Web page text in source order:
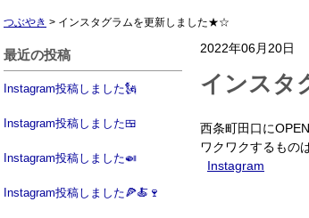
つぶやき > インスタグラムを更新しました★☆
最近の投稿
Instagram投稿しました🗽
Instagram投稿しました🍱
Instagram投稿しました🍛
Instagram投稿しました🍕🍝🍷
2022年06月20日
インスタ
西条町田口に
ワクワクするもの
Instagram